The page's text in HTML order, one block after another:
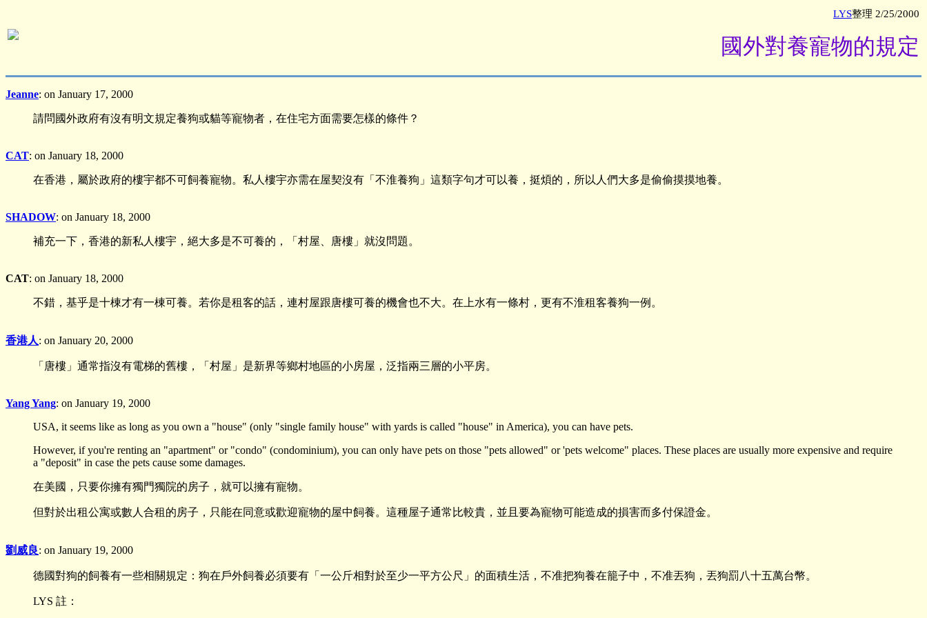
LYS整理 2/25/2000
國外對養寵物的規定
Jeanne: on January 17, 2000
請問國外政府有沒有明文規定養狗或貓等寵物者，在住宅方面需要怎樣的條件？
CAT: on January 18, 2000
在香港，屬於政府的樓宇都不可飼養寵物。私人樓宇亦需在屋契沒有「不淮養狗」這類字句才可以養，挺煩的，所以人們大多是偷偷摸摸地養。
SHADOW: on January 18, 2000
補充一下，香港的新私人樓宇，絕大多是不可養的，「村屋、唐樓」就沒問題。
CAT: on January 18, 2000
不錯，基乎是十棟才有一棟可養。若你是租客的話，連村屋跟唐樓可養的機會也不大。在上水有一條村，更有不淮租客養狗一例。
香港人: on January 20, 2000
「唐樓」通常指沒有電梯的舊樓，「村屋」是新界等鄉村地區的小房屋，泛指兩三層的小平房。
Yang Yang: on January 19, 2000
USA, it seems like as long as you own a "house" (only "single family house" with yards is called "house" in America), you can have pets.
However, if you're renting an "apartment" or "condo" (condominium), you can only have pets on those "pets allowed" or 'pets welcome" places. These places are usually more expensive and require
a "deposit" in case the pets cause some damages.
在美國，只要你擁有獨門獨院的房子，就可以擁有寵物。
但對於出租公寓或數人合租的房子，只能在同意或歡迎寵物的屋中飼養。這種屋子通常比較貴，並且要為寵物可能造成的損害而多付保證金。
劉威良: on January 19, 2000
德國對狗的飼養有一些相關規定：狗在戶外飼養必須要有「一公斤相對於至少一平方公尺」的面積生活，不准把狗養在籠子中，不准丟狗，丟狗罰八十五萬台幣。
LYS 註：